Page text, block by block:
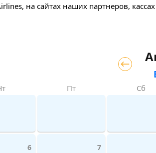
на сайтах наших партнеров,
Пт Сб
6 7